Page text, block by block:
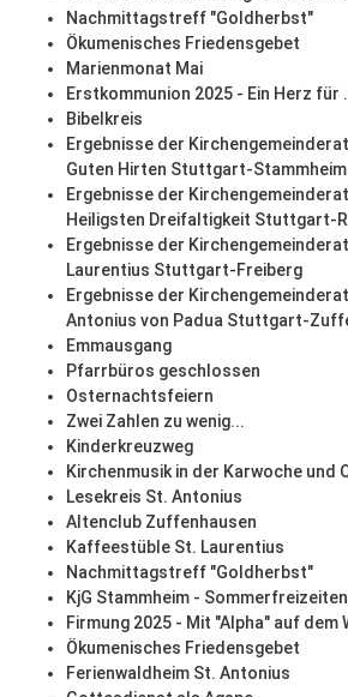
Nachmittagstreff "Goldherbst"
Ökumenisches Friedensgebet
Marienmonat Mai
Erstkommunion 2025 - Ein Herz für
Bibelkreis
Ergebnisse der
Guten Hirten Stuttgart-Stammheim
Ergebnisse der
Heiligsten Dreifaltigkeit Stuttgart-
Ergebnisse der
Laurentius Stuttgart-Freiberg
Ergebnisse der
Antonius von Padua Stuttgart-
Emmausgang
Pfarrbüros geschlossen
Osternachtsfeiern
Zwei Zahlen zu wenig...
Kinderkreuzweg
Kirchenmusik in der Karwoche und
Lesekreis St. Antonius
Altenclub Zuffenhausen
Kaffeestüble St. Laurentius
Nachmittagstreff "Goldherbst"
KjG Stammheim -
Firmung 2025 - Mit "Alpha" auf dem
Ökumenisches Friedensgebet
Ferienwaldheim St. Antonius